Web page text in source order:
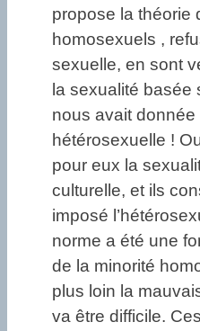
propose la théorie
homosexuels ,
sexuelle, en sont
la sexualité basée
nous avait
hétérosexuelle !
pour eux la
culturelle, et ils
imposé
norme a été une
de la minorité
plus loin la
va être difficile.